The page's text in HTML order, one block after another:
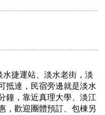
水捷運站、淡水老街，淡
抵達，民宿旁邊就是淡水
鐘，靠近真理大學、淡江
，歡迎團體預訂、包棟另